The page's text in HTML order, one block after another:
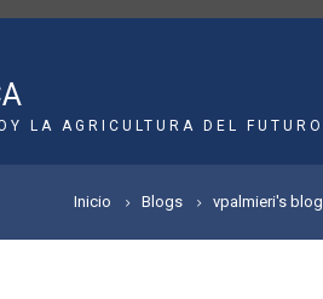
LA AGRICULTURA DEL FUTURO
Inicio Blogs vpalmieri's blog